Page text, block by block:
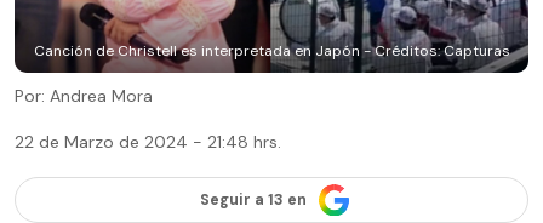
Canción de Christell es interpretada en Japón - Créditos: Capturas
Por: Andrea Mora
22 de Marzo de 2024 - 21:48 hrs.
Seguir a 13 en